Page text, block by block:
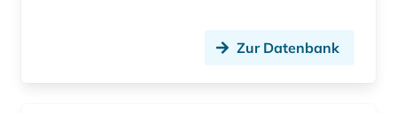
Zur Datenbank